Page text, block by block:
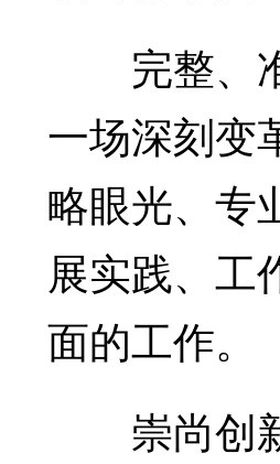
完整、准
一场深刻变
略眼光、专
展实践、工
面的工作。
崇尚创新